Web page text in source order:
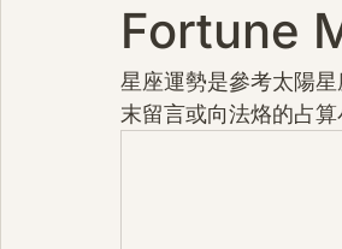
Fortune
星座運勢是參考太陽
末留言或向法烙的占算